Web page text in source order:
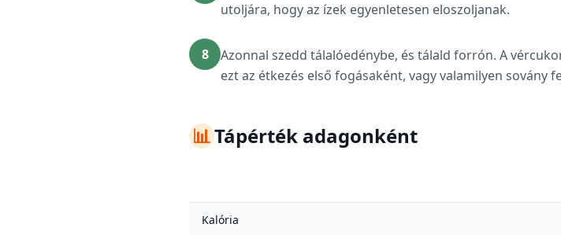
utoljára, hogy az ízek egyenletesen eloszoljanak.
8
Azonnal szedd tálalóedénybe, és tálald forrón. A
ezt az étkezés első fogásaként, vagy valamilyen sovány
📊Tápérték adagonként
Kalória